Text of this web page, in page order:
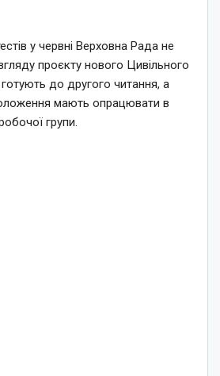
у червні Верховна Рада не
проєкту нового Цивільного
до другого читання, а
мають опрацювати в
групи.